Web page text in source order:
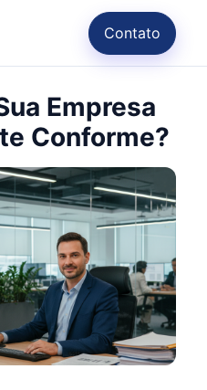
Contato
Empresa
Conforme?